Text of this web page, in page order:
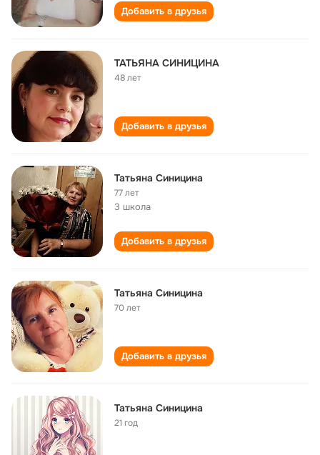
Добавить в друзья
ТАТЬЯНА СИНИЦИНА
48 лет
Добавить в друзья
Татьяна Синицина
77 лет
3 школа
Добавить в друзья
Татьяна Синицина
70 лет
Добавить в друзья
Татьяна Синицина
21 год